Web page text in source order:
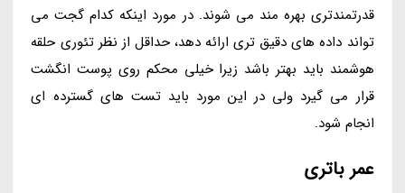
قدرتمندتری بهره مند می شوند. در مورد اینکه کدام گجت می
تواند داده های دقیق تری ارائه دهد، حداقل از نظر تئوری حلقه
هوشمند باید بهتر باشد زیرا خیلی محکم روی پوست انگشت
قرار می گیرد ولی در این مورد باید تست های گسترده ای
انجام شود.
عمر باتری